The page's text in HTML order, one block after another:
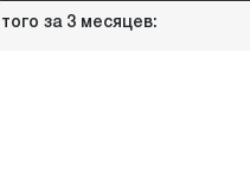
за 3 месяцев: